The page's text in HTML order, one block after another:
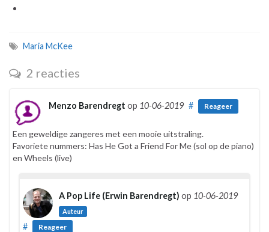
Maria McKee
2 reacties
Menzo Barendregt op 10-06-2019 # Reageer
Een geweldige zangeres met een mooie uitstraling.
Favoriete nummers: Has He Got a Friend For Me (sol op de piano)
en Wheels (live)
A Pop Life (Erwin Barendregt) op 10-06-2019
Auteur
# Reageer